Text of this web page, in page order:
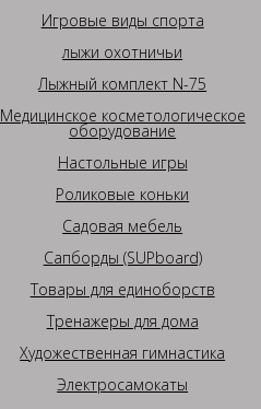
Игровые виды спорта
лыжи охотничьи
Лыжный комплект N-75
Медицинское косметологическое
оборудование
Настольные игры
Роликовые коньки
Садовая мебель
Сапборды (SUPboard)
Товары для единоборств
Тренажеры для дома
Художественная гимнастика
Электросамокаты